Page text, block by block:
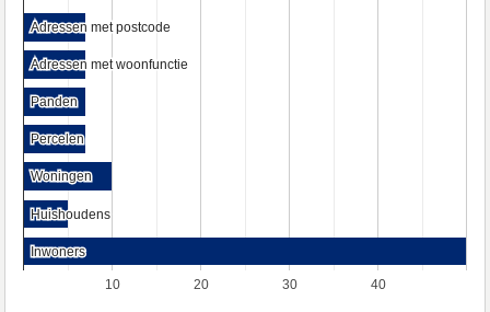
10 20 30 40
Adressen met postcode
Adressen met postcode
Adressen met woonfunctie
Adressen met woonfunctie
Panden
Panden
Percelen
Percelen
Woningen
Woningen
Huishoudens
Huishoudens
Inwoners
Inwoners